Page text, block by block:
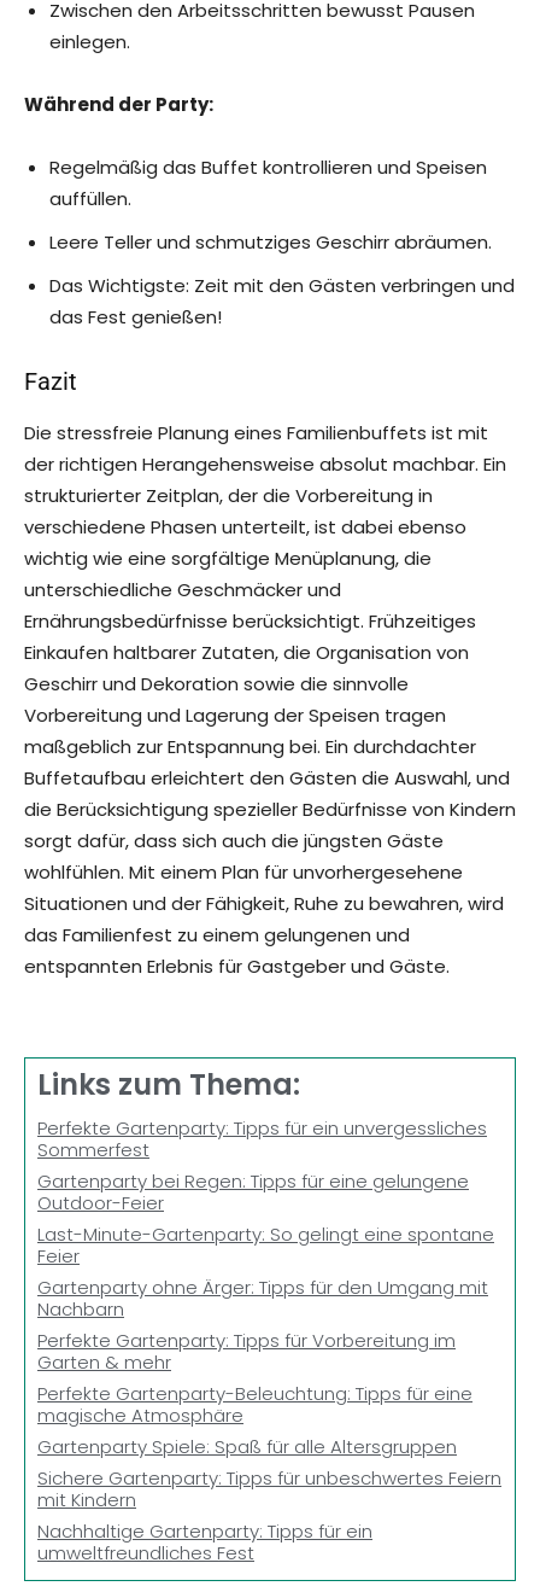
Zwischen den Arbeitsschritten bewusst Pausen
einlegen.
Während der Party:
Regelmäßig das Buffet kontrollieren und Speisen
auffüllen.
Leere Teller und schmutziges Geschirr abräumen.
Das Wichtigste: Zeit mit den Gästen verbringen und
das Fest genießen!
Fazit
Die stressfreie Planung eines Familienbuffets ist mit
der richtigen Herangehensweise absolut machbar. Ein
strukturierter Zeitplan, der die Vorbereitung in
verschiedene Phasen unterteilt, ist dabei ebenso
wichtig wie eine sorgfältige Menüplanung, die
unterschiedliche Geschmäcker und
Ernährungsbedürfnisse berücksichtigt. Frühzeitiges
Einkaufen haltbarer Zutaten, die Organisation von
Geschirr und Dekoration sowie die sinnvolle
Vorbereitung und Lagerung der Speisen tragen
maßgeblich zur Entspannung bei. Ein durchdachter
Buffetaufbau erleichtert den Gästen die Auswahl, und
die Berücksichtigung spezieller Bedürfnisse von Kindern
sorgt dafür, dass sich auch die jüngsten Gäste
wohlfühlen. Mit einem Plan für unvorhergesehene
Situationen und der Fähigkeit, Ruhe zu bewahren, wird
das Familienfest zu einem gelungenen und
entspannten Erlebnis für Gastgeber und Gäste.
Links zum Thema:
Perfekte Gartenparty: Tipps für ein unvergessliches
Sommerfest
Gartenparty bei Regen: Tipps für eine gelungene
Outdoor-Feier
Last-Minute-Gartenparty: So gelingt eine spontane
Feier
Gartenparty ohne Ärger: Tipps für den Umgang mit
Nachbarn
Perfekte Gartenparty: Tipps für Vorbereitung im
Garten & mehr
Perfekte Gartenparty-Beleuchtung: Tipps für eine
magische Atmosphäre
Gartenparty Spiele: Spaß für alle Altersgruppen
Sichere Gartenparty: Tipps für unbeschwertes Feiern
mit Kindern
Nachhaltige Gartenparty: Tipps für ein
umweltfreundliches Fest